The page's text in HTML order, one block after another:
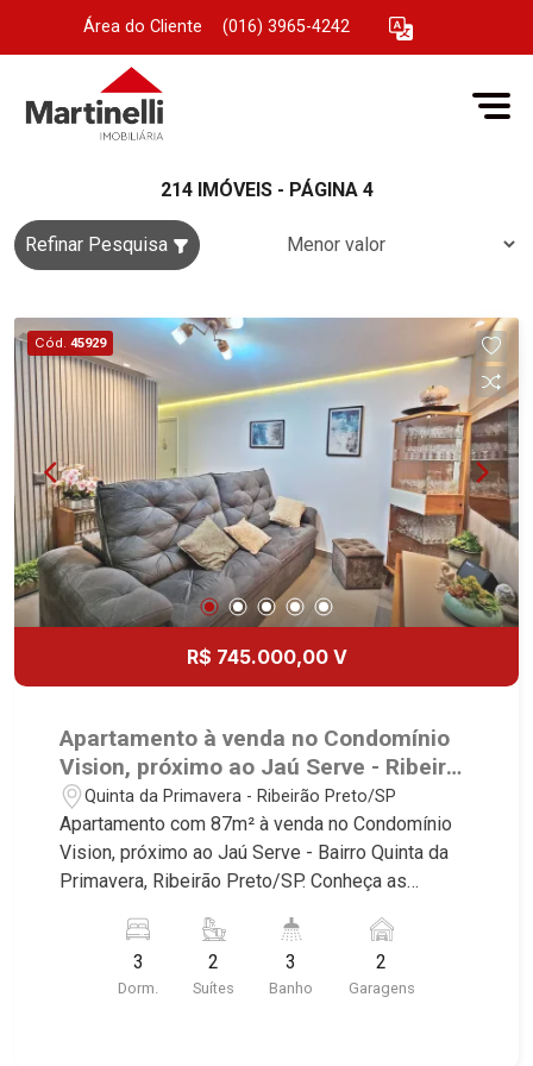
Área do Cliente (016) 3965-4242
214 IMÓVEIS - PÁGINA 4
Refinar Pesquisa
Cód. 45929
R$ 745.000,00 V
Apartamento à venda no Condomínio
Vision, próximo ao Jaú Serve - Ribeirão
Preto/SP.
Quinta da Primavera - Ribeirão Preto/SP
Apartamento com 87m² à venda no Condomínio
Vision, próximo ao Jaú Serve - Bairro Quinta da
Primavera, Ribeirão Preto/SP. Conheça as
Imobiliária selecionou para você: - 87m² de área
útil - 3 dormitórios com armários sendo 2 suítes -
Lavabo - Sala 2 ambientes com ar-condicionado -
3
Dorm.
2
Suítes
3
Banho
2
Garagens